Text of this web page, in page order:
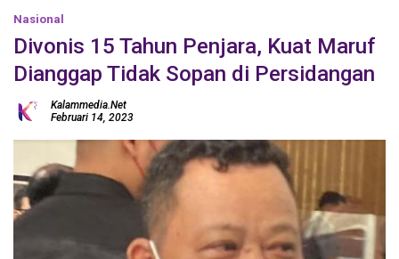
Nasional
Divonis 15 Tahun Penjara, Kuat Maruf
Dianggap Tidak Sopan di Persidangan
Kalammedia.net
Februari 14, 2023